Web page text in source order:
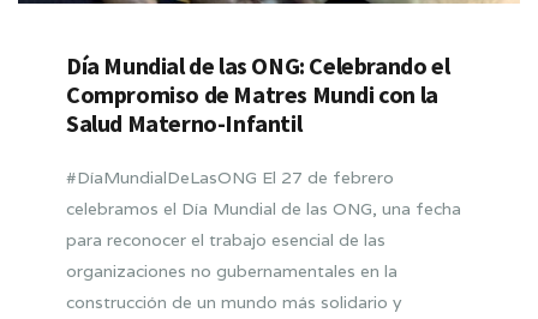
Día Mundial de las ONG: Celebrando el
Compromiso de Matres Mundi con la
Salud Materno-Infantil
#DíaMundialDeLasONG El 27 de febrero
celebramos el Día Mundial de las ONG, una fecha
para reconocer el trabajo esencial de las
organizaciones no gubernamentales en la
construcción de un mundo más solidario y